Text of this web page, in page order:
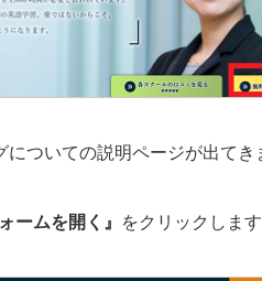
についての説明ページが出てき
ームを開く』 をクリックしま